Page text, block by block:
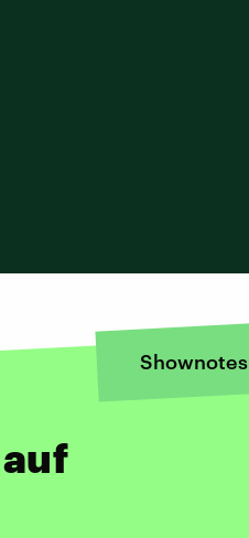
Shownotes